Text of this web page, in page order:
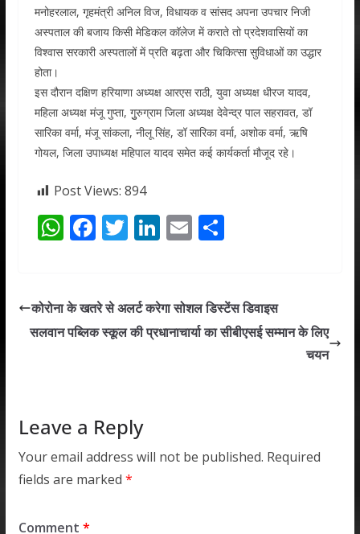
मनोहरलाल, गृहमंत्री अनिल विज, विधायक व सांसद अपना उपचार निजी
अस्पताल की बजाय किसी मेडिकल कॉलेज में कराते तो प्रदेशवासियों का
विश्वास सरकारी अस्पतालों में प्रति बढ़ता और चिकित्सा सुविधाओं का उद्धार
होता।
इस दौरान दक्षिण हरियाणा अध्यक्ष आरएस राठी, युवा अध्यक्ष धीरज यादव,
महिला अध्यक्ष मंजू गुप्ता, गुुरुग्राम जिला अध्यक्ष देवेन्द्र पाल सहरावत, डॉ
सारिका वर्मा, मंजू सांकला, नीलू सिंह, डॉ सारिका वर्मा, अशोक वर्मा, ऋषि
गोयल, जिला उपाध्यक्ष महिपाल यादव समेत कई कार्यकर्ता मौजूद रहे।
Post Views: 894
W
s
A
F
b
o
T
er
Li
e
dI
E
l
S
e
कोरोना के खतरे से अलर्ट करेगा सोशल डिस्टेंस डिवाइस
सलवान पब्लिक स्कूल की प्रधानाचार्या का सीबीएसई सम्मान के लिए
चयन
Leave a Reply
Your email address will not be published. Required
fields are marked *
Comment *